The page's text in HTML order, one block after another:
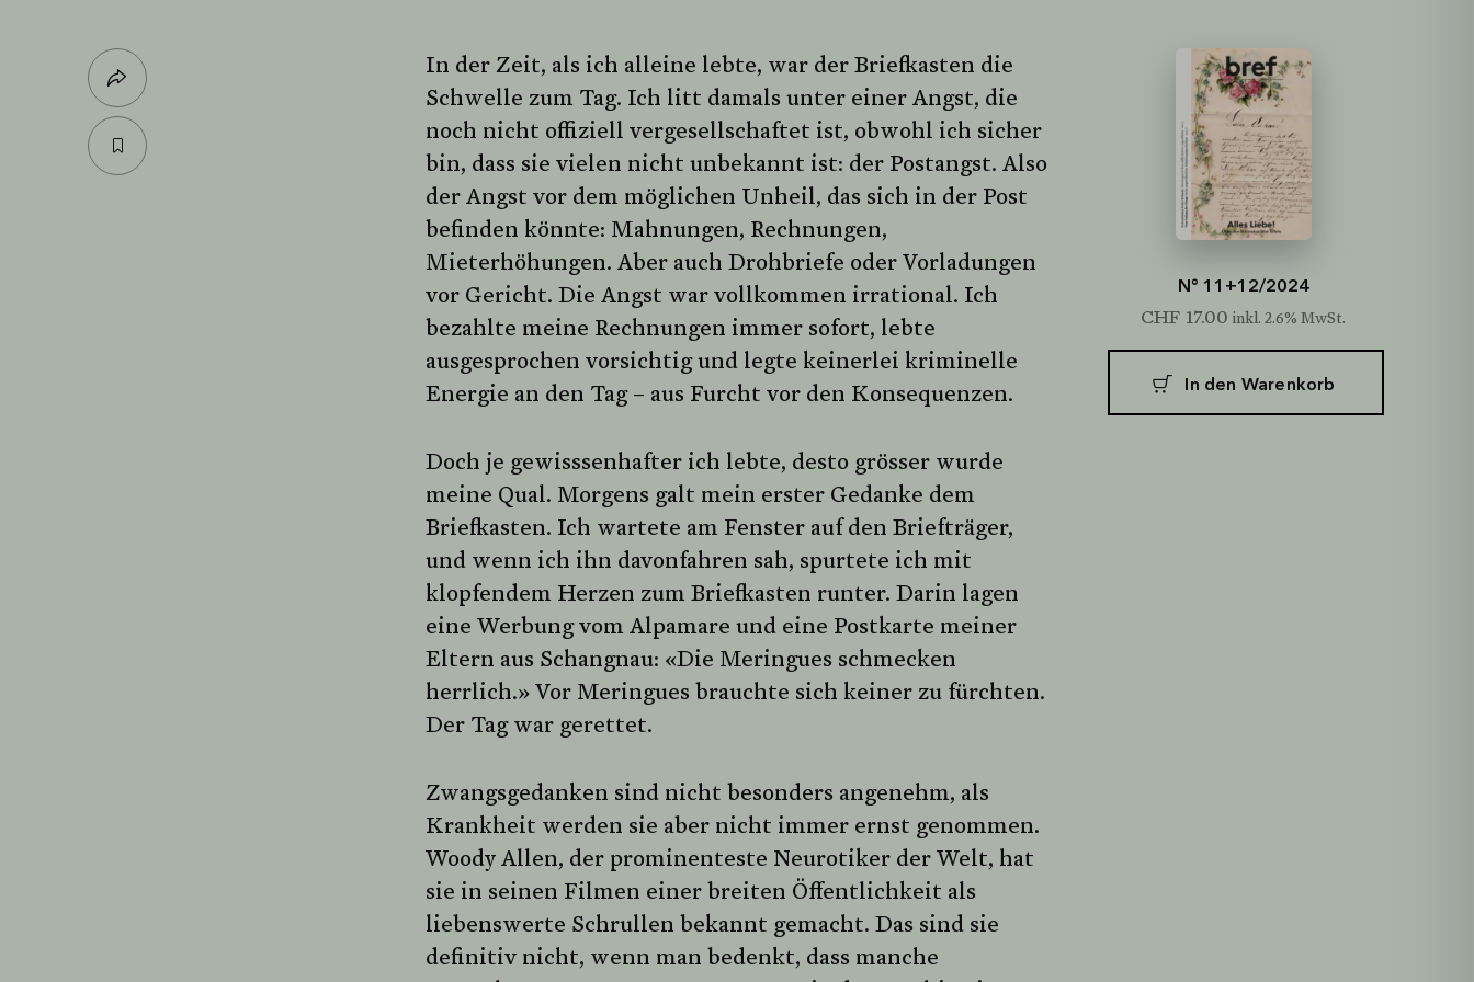
In der Zeit, als ich alleine lebte, war der Briefkasten die
Schwelle zum Tag. Ich litt damals unter einer Angst, die
noch nicht offiziell vergesellschaftet ist, obwohl ich sicher
bin, dass sie vielen nicht unbekannt ist: der Postangst. Also
der Angst vor dem möglichen Unheil, das sich in der Post
befinden könnte: Mahnungen, Rechnungen,
Mieterhöhungen. Aber auch Drohbriefe oder Vorladungen
vor Gericht. Die Angst war vollkommen irrational. Ich
bezahlte meine Rechnungen immer sofort, lebte
ausgesprochen vorsichtig und legte keinerlei kriminelle
Energie an den Tag – aus Furcht vor den Konsequenzen.
Doch je gewisssenhafter ich lebte, desto grösser wurde
meine Qual. Morgens galt mein erster Gedanke dem
Briefkasten. Ich wartete am Fenster auf den Briefträger,
und wenn ich ihn davonfahren sah, spurtete ich mit
klopfendem Herzen zum Briefkasten runter. Darin lagen
eine Werbung vom Alpamare und eine Postkarte meiner
Eltern aus Schangnau: «Die Meringues schmecken
herrlich.» Vor Meringues brauchte sich keiner zu fürchten.
Der Tag war gerettet.
Zwangsgedanken sind nicht besonders angenehm, als
Krankheit werden sie aber nicht immer ernst genommen.
Woody Allen, der prominenteste Neurotiker der Welt, hat
sie in seinen Filmen einer breiten Öffentlichkeit als
liebenswerte Schrullen bekannt gemacht. Das sind sie
definitiv nicht, wenn man bedenkt, dass manche
N° 11+12/2024
CHF 17.00 inkl. 2.6% MwSt.
In den Warenkorb